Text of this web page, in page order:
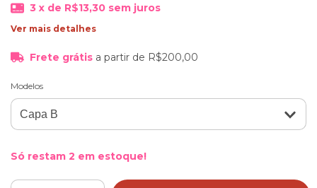
3 x de R$13,30 sem juros
Ver mais detalhes
Frete grátis a partir de R$200,00
Modelos
Só restam 2 em estoque!